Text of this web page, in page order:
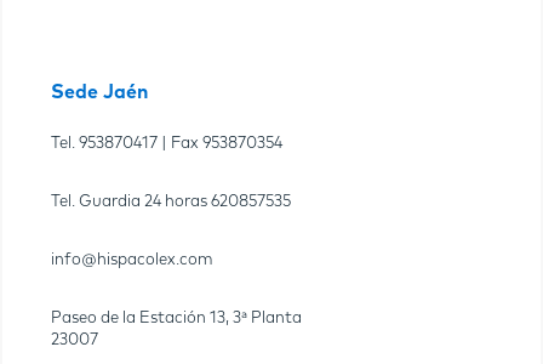
Sede Jaén
Tel. 953870417 | Fax 953870354
Tel. Guardia 24 horas 620857535
info@hispacolex.com
Paseo de la Estación 13, 3ª Planta
23007